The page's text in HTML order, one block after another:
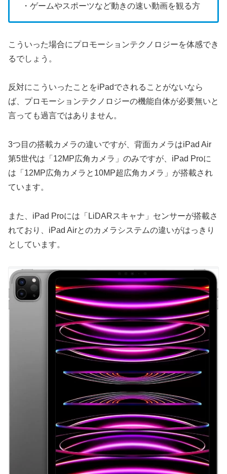
・ゲームやスポーツなど動きの速い動画を観る方
こういった場合にプロモーションテクノロジーを体感でき
るでしょう。
反対にこういったことをiPadでされることがないなら
ば、プロモーションテクノロジーの機能自体が必要無いと
言っても過言ではありません。
3つ目の搭載カメラの違いですが、背面カメラはiPad Air
第5世代は「12MP広角カメラ」のみですが、iPad Proに
は「12MP広角カメラと10MP超広角カメラ」が搭載され
ています。
また、iPad Proには「LiDARスキャナ」センサーが搭載さ
れており、iPad Airとのカメラシステムの違いがはっきり
としています。